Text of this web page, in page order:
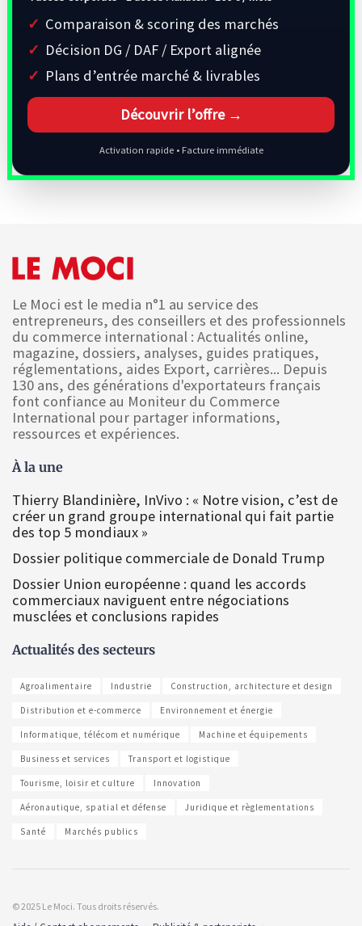
Comparaison & scoring des marchés
Décision DG / DAF / Export alignée
Plans d’entrée marché & livrables
Découvrir l’offre →
Activation rapide • Facture immédiate
Le Moci est le media n°1 au service des
entrepreneurs, des conseillers et des professionnels
du commerce international : Actualités online,
magazine, dossiers, analyses, guides pratiques,
réglementations, aides Export, carrières... Depuis
130 ans, des générations d'exportateurs français
font confiance au Moniteur du Commerce
International pour partager informations,
ressources et expériences.
À la une
Thierry Blandinière, InVivo : « Notre vision, c’est de
créer un grand groupe international qui fait partie
des top 5 mondiaux »
Dossier politique commerciale de Donald Trump
Dossier Union européenne : quand les accords
commerciaux naviguent entre négociations
musclées et conclusions rapides
Actualités des secteurs
Agroalimentaire Industrie Construction, architecture et design
Distribution et e-commerce Environnement et énergie
Informatique, télécom et numérique Machine et équipements
Business et services Transport et logistique
Tourisme, loisir et culture Innovation
Aéronautique, spatial et défense Juridique et règlementations
Santé Marchés publics
© 2025 Le Moci. Tous droits réservés.